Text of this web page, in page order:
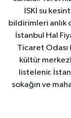
İSKİ su
bildirimleri anlık
İstanbul Hal
Ticaret Odası
kültür
listelenir.
sokağın ve